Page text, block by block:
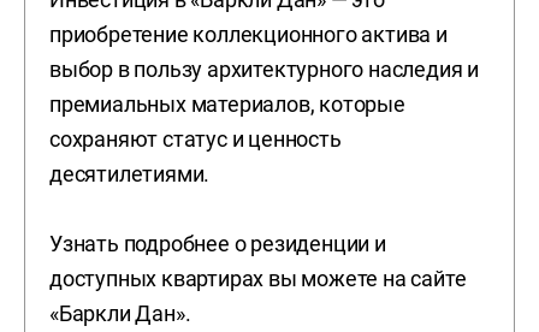
приобретение коллекционного актива и
выбор в пользу архитектурного наследия и
премиальных материалов, которые
сохраняют статус и ценность
десятилетиями.
Узнать подробнее о резиденции и
доступных квартирах вы можете на сайте
«Баркли Дан».